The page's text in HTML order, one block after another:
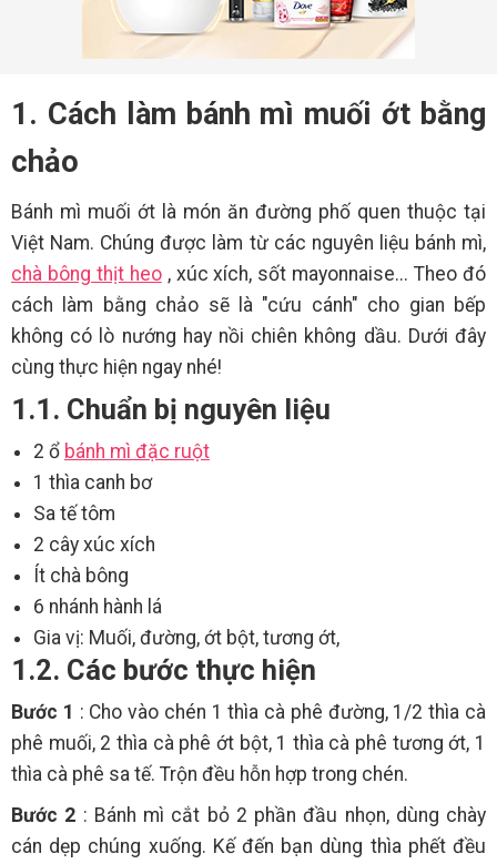
1. Cách làm bánh mì muối ớt bằng
chảo
Bánh mì muối ớt là món ăn đường phố quen thuộc tại
Việt Nam. Chúng được làm từ các nguyên liệu bánh mì,
chà bông thịt heo, xúc xích, sốt mayonnaise... Theo đó
cách làm bằng chảo sẽ là "cứu cánh" cho gian bếp
không có lò nướng hay nồi chiên không dầu. Dưới đây
cùng thực hiện ngay nhé!
1.1. Chuẩn bị nguyên liệu
2 ổ bánh mì đặc ruột
1 thìa canh bơ
Sa tế tôm
2 cây xúc xích
Ít chà bông
6 nhánh hành lá
Gia vị: Muối, đường, ớt bột, tương ớt,
1.2. Các bước thực hiện
Bước 1 : Cho vào chén 1 thìa cà phê đường, 1/2 thìa cà
phê muối, 2 thìa cà phê ớt bột, 1 thìa cà phê tương ớt, 1
thìa cà phê sa tế. Trộn đều hỗn hợp trong chén.
Bước 2 : Bánh mì cắt bỏ 2 phần đầu nhọn, dùng chày
cán dẹp chúng xuống. Kế đến bạn dùng thìa phết đều